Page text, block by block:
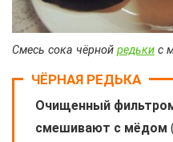
Смесь сока чёрной редьки с
ЧЁРНАЯ РЕДЬКА
Очищенный
смешивают с мёдом